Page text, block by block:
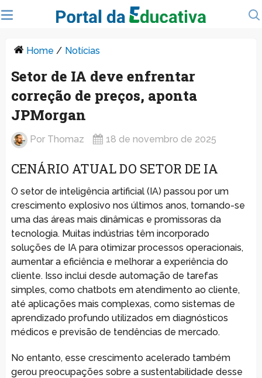
Home / Notícias
Setor de IA deve enfrentar
correção de preços, aponta
JPMorgan
Por Thomaz 18 de novembro de 2025
CENÁRIO ATUAL DO SETOR DE IA
O setor de inteligência artificial (IA) passou por um
crescimento explosivo nos últimos anos, tornando-se
uma das áreas mais dinâmicas e promissoras da
tecnologia. Muitas indústrias têm incorporado
soluções de IA para otimizar processos operacionais,
aumentar a eficiência e melhorar a experiência do
cliente. Isso inclui desde automação de tarefas
simples, como chatbots em atendimento ao cliente,
até aplicações mais complexas, como sistemas de
aprendizado profundo utilizados em diagnósticos
médicos e previsão de tendências de mercado.
No entanto, esse crescimento acelerado também
gerou preocupações sobre a sustentabilidade desse